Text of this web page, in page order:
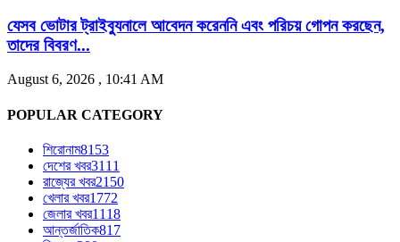
যেসব ভোটার ট্রাইব্যুনালে আবেদন করেননি এবং পরিচয় গোপন করছেন,
তাদের বিবরণ...
August 6, 2026 , 10:41 AM
POPULAR CATEGORY
শিরোনাম8153
দেশের খবর3111
রাজ্যের খবর2150
খেলার খবর1772
জেলার খবর1118
আন্তর্জাতিক817